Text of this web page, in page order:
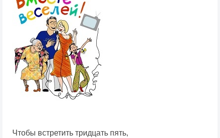
Чтобы встретить тридцать пять,